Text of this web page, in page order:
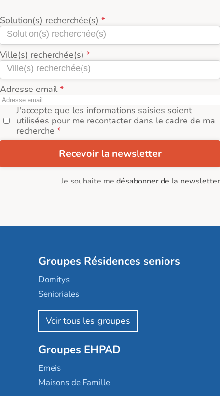
Solution(s) recherchée(s)
Ville(s) recherchée(s)
Adresse email
J'accepte que les informations saisies soient
utilisées pour me recontacter dans le cadre de ma
recherche
Recevoir la newsletter
Je souhaite me désabonner de la newsletter
Groupes Résidences seniors
Domitys
Senioriales
Nohée
Les Résidentiels
Mobicap
Domusvi
Happy Senior
Groupes EHPAD
Emeis
Maisons de Famille